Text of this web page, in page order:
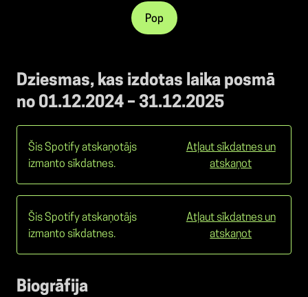
Pop
Dziesmas, kas izdotas laika posmā
no 01.12.2024 – 31.12.2025
Šis Spotify atskaņotājs
izmanto sīkdatnes.
Atļaut sīkdatnes un
atskaņot
Šis Spotify atskaņotājs
izmanto sīkdatnes.
Atļaut sīkdatnes un
atskaņot
Biogrāfija